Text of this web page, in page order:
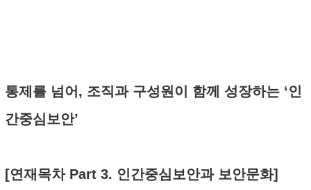
통제를 넘어, 조직과 구성원이 함께 성장하는 ‘인
간중심보안’
[연재목차 Part 3. 인간중심보안과 보안문화]